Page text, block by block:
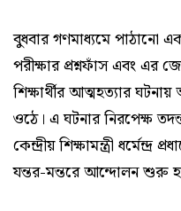
বুধবার গণমাধ্যমে পাঠানো
পরীক্ষার প্রশ্নফাঁস এবং এর
শিক্ষার্থীর আত্মহত্যার
ওঠে। এ ঘটনার নিরপেক্ষ
কেন্দ্রীয় শিক্ষামন্ত্রী ধর্মেন্দ্র
যন্তর-মন্তরে আন্দোলন শুরু